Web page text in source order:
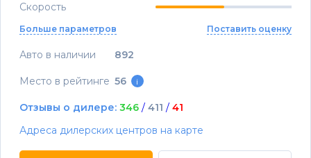
Скорость
Больше параметров Поставить оценку
Авто в наличии 892
Место в рейтинге 56 i
Отзывы о дилере: 346 / 411 / 41
Адреса дилерских центров на карте